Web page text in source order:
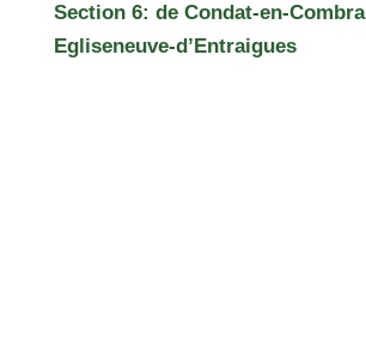
Section 6: de Condat-en-
Egliseneuve-d’Entraigues